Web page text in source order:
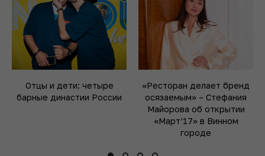
Отцы и дети: четыре
барные династии России
«Ресторан делает бренд
осязаемым» – Стефания
Майорова об открытии
«Март’17» в Винном
городе